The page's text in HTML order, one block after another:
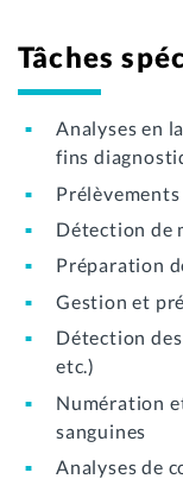
Tâches
Analyses en
fins
Prélèvements
Détection de
Préparation
Gestion et
Détection
etc.)
Numération
sanguines
Analyses de